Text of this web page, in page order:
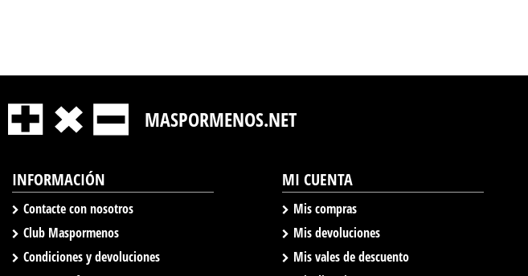
MASPORMENOS.NET
INFORMACIÓN
Contacte con nosotros
Club Maspormenos
Condiciones y devoluciones
MI CUENTA
Mis compras
Mis devoluciones
Mis vales de descuento